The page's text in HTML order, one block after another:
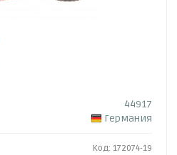
44917
Германия
Код: 172074-19